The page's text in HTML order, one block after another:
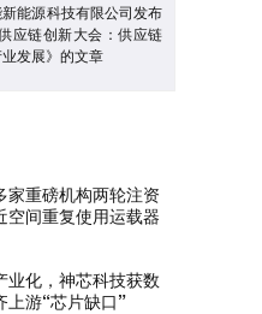
能源科技有限公司发布
应链创新大会：供应链
发展》的文章
家重磅机构两轮注资
空间重复使用运载器
业化，神芯科技获数
上游“芯片缺口”